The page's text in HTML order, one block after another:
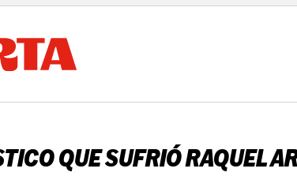
QUE SUFRIÓ RAQUEL